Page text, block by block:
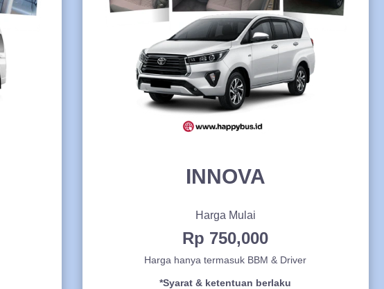
INNOVA
Harga Mulai
Rp 750,000
Harga hanya termasuk BBM & Driver
*Syarat & ketentuan berlaku